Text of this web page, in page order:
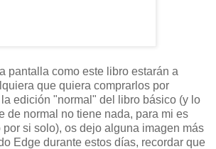
pantalla como este libro estarán a
que quiera comprarlos por
edición "normal" del libro básico (y lo
de normal no tiene nada, para mi es
si solo), os dejo alguna imagen más
Edge durante estos días, recordar que